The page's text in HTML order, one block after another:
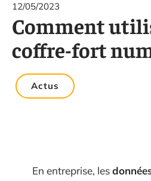
12/05/2023
Comment
coffre-fort
Actus
En entreprise, les